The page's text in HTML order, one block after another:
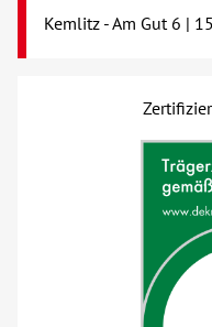
Kemlitz - Am Gut 6 |